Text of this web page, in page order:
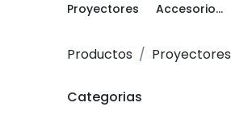
Proyectores Accesorios para Proyectores
Productos Proyectores
Categorias